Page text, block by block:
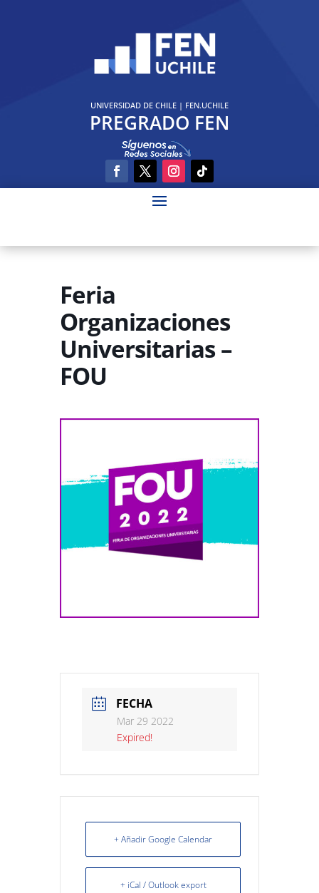
UNIVERSIDAD DE CHILE| FEN.UCHILE
PREGRADO FEN
Feria
Organizaciones
Universitarias –
FOU
FECHA
Mar 29 2022
Expired!
+ Añadir Google Calendar
+ iCal / Outlook export